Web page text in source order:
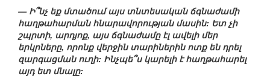
— Ի՞նչ եք մտածում այս տնտեսական ճգնաժամի
հաղթահարման հնարավորության մասին: Ետ չի
շպրտի, արդյոք, այս ճգնաժամը էլ ավելի մեր
երկրները, որոնք վերջին տարիներին ոտք են դրել
զարգացման ուղի: Ինչպե՞ս կարելի է հաղթահարել
այդ ետ մնալը: